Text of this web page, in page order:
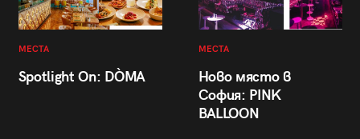
МЕСТА
Spotlight On: DÒMA
МЕСТА
Ново място в
София: PINK
BALLOON